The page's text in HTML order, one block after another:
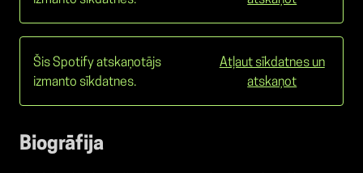
Šis Spotify atskaņotājs
izmanto sīkdatnes.
Atļaut sīkdatnes un
atskaņot
Biogrāfija